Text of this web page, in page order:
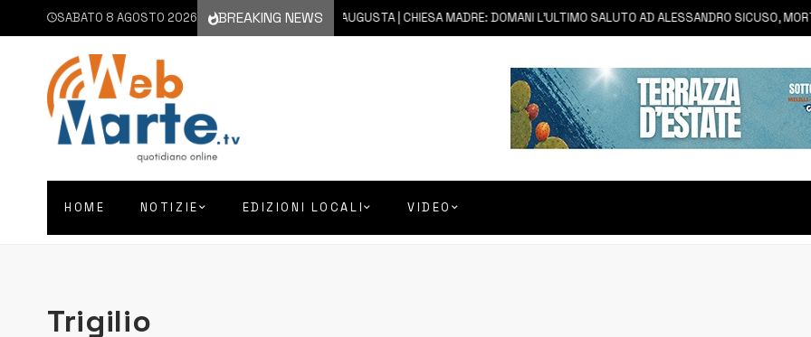
SABATO 8 AGOSTO 2026 BREAKING NEWS
8 AGOSTO 2026 AUGUSTA | CHIESA MADRE: DOMANI L’ULTIMO SALUTO AD ALESSANDRO SICUSO, MORTO
HOME NOTIZIE EDIZIONI LOCALI VIDEO
Trigilio